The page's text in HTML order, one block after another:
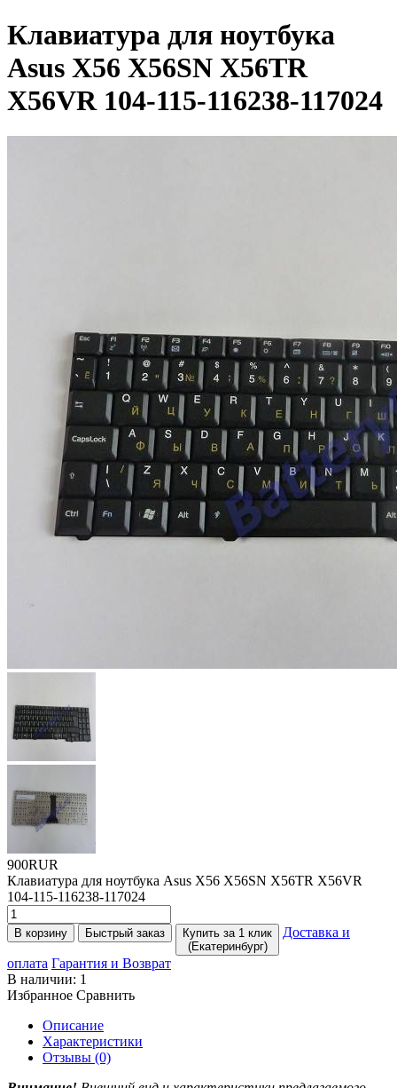
Клавиатура для ноутбука
Asus X56 X56SN X56TR
X56VR 104-115-116238-117024
900RUR
Клавиатура для ноутбука Asus X56 X56SN X56TR X56VR
104-115-116238-117024
В корзину Быстрый заказ
Купить за 1 клик
(Екатеринбург)
Доставка и
оплата Гарантия и Возврат
В наличии: 1
Избранное Сравнить
Описание
Характеристики
Отзывы (0)